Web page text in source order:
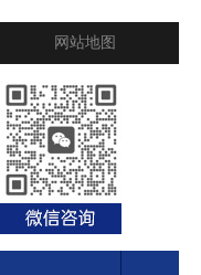
网站地图